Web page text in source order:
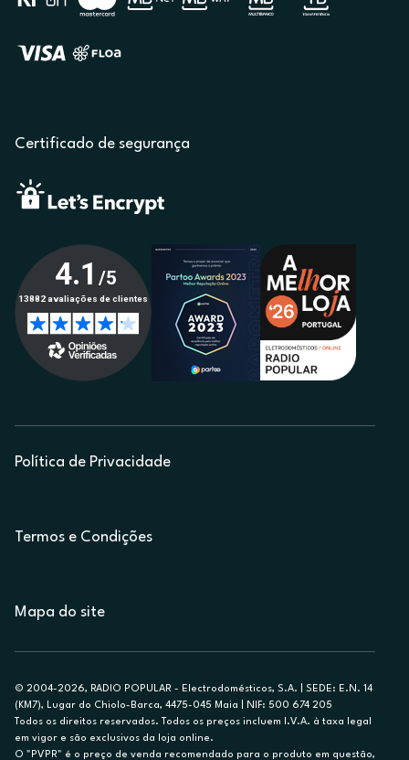
Certificado de segurança
Política de Privacidade
Termos e Condições
Mapa do site
© 2004-2026, RADIO POPULAR - Electrodomésticos, S.A. | SEDE: E.N. 14
(KM7), Lugar do Chiolo-Barca, 4475-045 Maia | NIF: 500 674 205
Todos os direitos reservados. Todos os preços incluem I.V.A. à taxa legal
em vigor e são exclusivos da loja online.
O "PVPR" é o preço de venda recomendado para o produto em questão,